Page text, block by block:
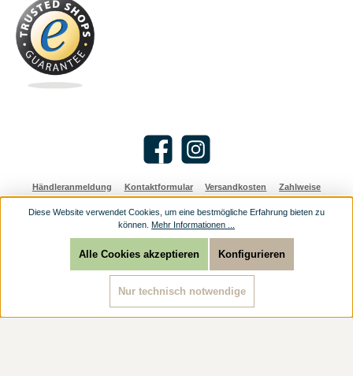
Facebook Instagram
Händleranmeldung Kontaktformular Versandkosten Zahlweise
Alle Preise inkl. gesetzl. Mehrwertsteuer zzgl.Versandkostenund ggf.
Nachnahmegebühren, wenn nicht anders angegeben.
© 2026 Religioese Geschenke: christliche Geschenke günstig online kaufen - Alle
Rechte vorbehalten.
Diese Website verwendet Cookies, um eine bestmögliche Erfahrung bieten zu
können. Mehr Informationen ...
Nur technisch notwendige
Konfigurieren
Alle Cookies akzeptieren